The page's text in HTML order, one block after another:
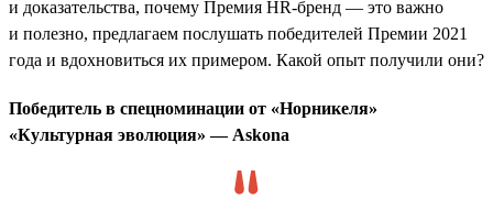
и доказательства, почему Премия HR-бренд — это важно
и полезно, предлагаем послушать победителей Премии 2021
года и вдохновиться их примером. Какой опыт получили они?
Победитель в спецноминации от «Норникеля»
«Культурная эволюция» — Askona